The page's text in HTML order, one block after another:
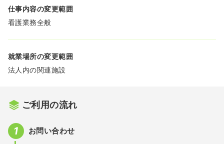
仕事内容の変更範囲
看護業務全般
就業場所の変更範囲
法人内の関連施設
ご利用の流れ
お問い合わせ